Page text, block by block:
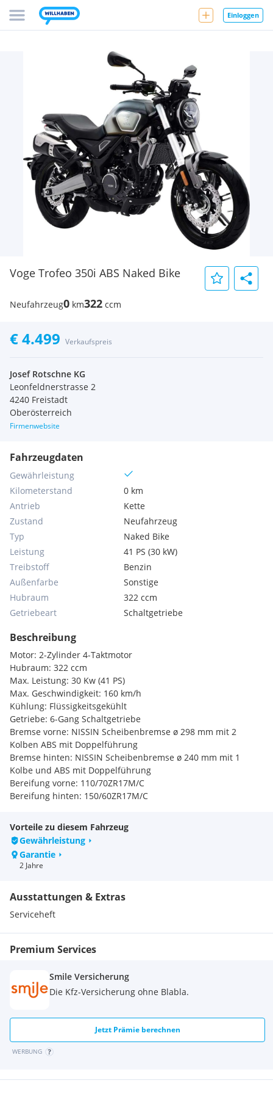
Einloggen
Voge Trofeo 350i ABS Naked Bike
Neufahrzeug0 km322 ccm
€ 4.499 Verkaufspreis
Josef Rotschne KG
Leonfeldnerstrasse 2
4240 Freistadt
Oberösterreich
Firmenwebsite
Fahrzeugdaten
Gewährleistung
Kilometerstand
0 km
Antrieb
Kette
Zustand
Neufahrzeug
Typ
Naked Bike
Leistung
41 PS (30 kW)
Treibstoff
Benzin
Außenfarbe
Sonstige
Hubraum
322 ccm
Getriebeart
Schaltgetriebe
Beschreibung
Motor: 2-Zylinder 4-Taktmotor
Hubraum: 322 ccm
Max. Leistung: 30 Kw (41 PS)
Max. Geschwindigkeit: 160 km/h
Kühlung: Flüssigkeitsgekühlt
Getriebe: 6-Gang Schaltgetriebe
Bremse vorne: NISSIN Scheibenbremse ø 298 mm mit 2
Kolben ABS mit Doppelführung
Bremse hinten: NISSIN Scheibenbremse ø 240 mm mit 1
Kolbe und ABS mit Doppelführung
Bereifung vorne: 110/70ZR17M/C
Bereifung hinten: 150/60ZR17M/C
Sitzhöhe: 780 mm
Eigengewicht: ca 165 kg
Tankvolumen: 16,5 Liter
Verbrauch: 3,9 l/100 km
Display: voll farbiges 5" LCD
Besonderheiten: Voll LED Beleuchtung, USB Stecker, 12 Volt
Stecker, Slide Kupplungshebel
Fahrzeugpreis Zuzüglich Anteil Transport + Inbetriebnahme
€ 179,00
Vorteile zu diesem Fahrzeug
Gewährleistung
Garantie
2 Jahre
Ausstattungen & Extras
Serviceheft
Premium Services
Smile Versicherung
Die Kfz-Versicherung ohne Blabla.
Jetzt Prämie berechnen
WERBUNG